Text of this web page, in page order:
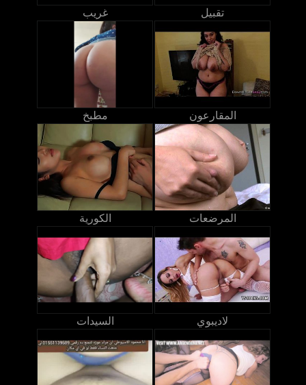
غريب تقبيل
مطبخ المقارعون
الكورية المرضعات
السيدات لاديبوي